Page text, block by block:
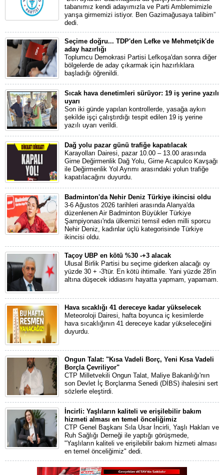
tabanımız kendi adayımızla ve Parti Amblemimizle
yarışa girmemizi istiyor. Ben Gazimağusaya talibim”
dedi.
Seçime doğru... TDP'den Lefke ve Mehmetçik'de
aday hazırlığı
Toplumcu Demokrasi Partisi Lefkoşa'dan sonra diğer
bölgelerde de aday çıkarmak için hazırlıklara
başladığı öğrenildi.
Sıcak hava denetimleri sürüyor: 19 iş yerine yazılı
uyarı
Son iki günde yapılan kontrollerde, yasağa aykırı
şekilde işçi çalıştırdığı tespit edilen 19 iş yerine
yazılı uyarı verildi.
Dağ yolu pazar günü trafiğe kapatılacak
Karayolları Dairesi, pazar 10.00 – 13.00 arasında
Girne Değirmenlik Dağ Yolu, Girne Acapulco Kavşağı
ile Değirmenlik Yol Ayrımı arasındaki yolun trafiğe
kapatılacağını duyurdu.
Badminton'da Nehir Deniz Türkiye ikincisi oldu
3-6 Ağustos 2026 tarihleri arasında Alanya'da
düzenlenen Air Badminton Büyükler Türkiye
Şampiyonası'nda ülkemizi temsil eden milli sporcu
Nehir Deniz, kadınlar üçlü kategorisinde Türkiye
ikincisi oldu.
Taçoy UBP en kötü %30 -+3 alacak
Ulusal Birlik Partisi bu seçime giderken alacağı oy
yüzde 30 + -3'tür. En kötü ihtimalle. Yani yüzde 28'in
altına düşecek iddiasını hayatta yapmam, yapamam.
Hava sıcaklığı 41 dereceye kadar yükselecek
Meteoroloji Dairesi, hafta boyunca iç kesimlerde
hava sıcaklığının 41 dereceye kadar yükseleceğini
duyurdu.
Ongun Talat: "Kısa Vadeli Borç, Yeni Kısa Vadeli
Borçla Çevriliyor"
CTP Milletvekili Ongun Talat, Maliye Bakanlığı'nın
son Devlet İç Borçlanma Senedi (DİBS) ihalesini sert
sözlerle eleştirdi.
İncirli: Yaşlıların kaliteli ve erişilebilir bakım
hizmeti alması en temel önceliğimiz
CTP Genel Başkanı Sıla Usar İncirli, Yaşlı Hakları ve
Ruh Sağlığı Derneği ile yaptığı görüşmede,
"Yaşlıların kaliteli ve erişilebilir bakım hizmeti alması
en temel önceliğimiz" dedi.